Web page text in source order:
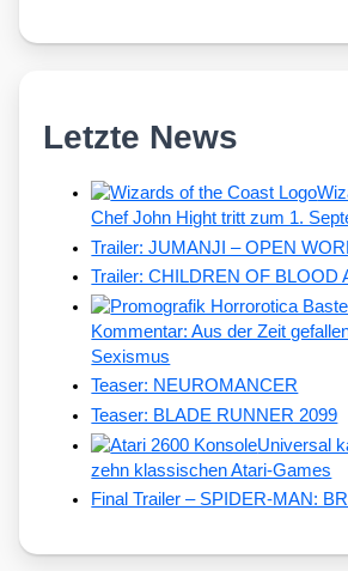
Letzte News
Chef John Hight tritt zum 1.
Trailer: JUMANJI – OPEN
Trailer: CHILDREN OF BLOOD
Kommentar: Aus der Zeit
Sexismus
Teaser: NEUROMANCER
Teaser: BLADE RUNNER 2099
Universal
zehn klassischen Atari-Games
Final Trailer – SPIDER-MAN: